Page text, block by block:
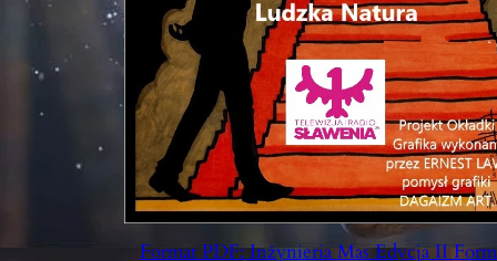
Format PDF: Inżynieria Mas Edycja II